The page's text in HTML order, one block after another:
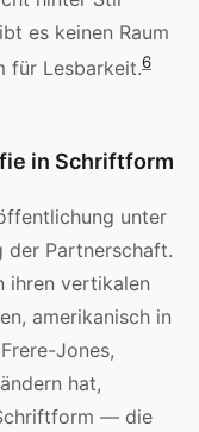
es keinen Raum
für Lesbarkeit.6
in Schriftform
unter
der Partnerschaft.
ihren vertikalen
amerikanisch in
Jones,
hat,
— die